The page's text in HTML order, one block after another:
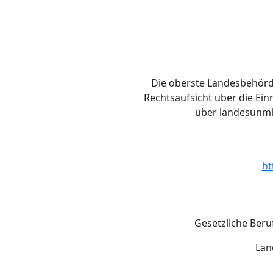
Die oberste
Rechtsaufsicht über die
über
Gesetzliche